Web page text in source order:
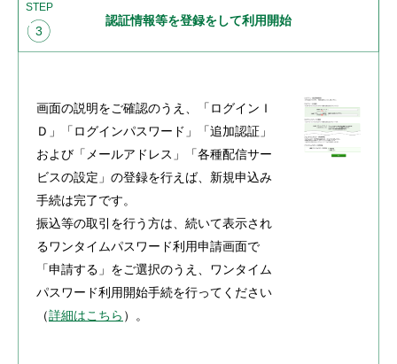
STEP
3
認証情報等を登録をして利用開始
画面の説明をご確認のうえ、「ログインＩ
Ｄ」「ログインパスワード」「追加認証」
および「メールアドレス」「各種配信サー
ビスの設定」の登録を行えば、新規申込み
手続は完了です。
振込等の取引を行う方は、続いて表示され
るワンタイムパスワード利用申請画面で
「申請する」をご選択のうえ、ワンタイム
パスワード利用開始手続を行ってください
（詳細はこちら ）。